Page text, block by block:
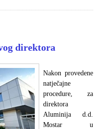
direktora
Nakon provedene
natječajne
procedure, za
direktora
Aluminija d.d.
Mostar u